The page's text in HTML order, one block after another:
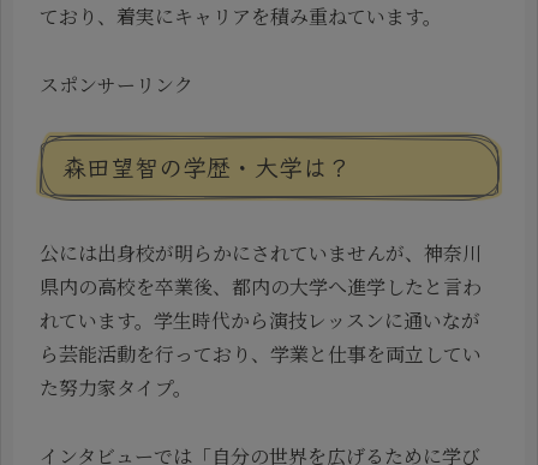
ており、着実にキャリアを積み重ねています。
スポンサーリンク
森田望智の学歴・大学は？
公には出身校が明らかにされていませんが、神奈川
県内の高校を卒業後、都内の大学へ進学したと言わ
れています。学生時代から演技レッスンに通いなが
ら芸能活動を行っており、学業と仕事を両立してい
た努力家タイプ。
インタビューでは「自分の世界を広げるために学び